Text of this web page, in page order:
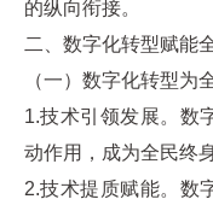
的纵向衔接。
二、数字化转型赋能
（一）数字化转型为
1.技术引领发展。数
动作用，成为全民终
2.技术提质赋能。数